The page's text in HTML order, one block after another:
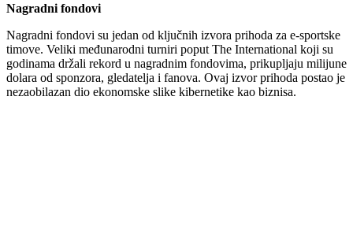
Nagradni fondovi
Nagradni fondovi su jedan od ključnih izvora prihoda za e-sportske
timove. Veliki međunarodni turniri poput The International koji su
godinama držali rekord u nagradnim fondovima, prikupljaju milijune
dolara od sponzora, gledatelja i fanova. Ovaj izvor prihoda postao je
nezaobilazan dio ekonomske slike kibernetike kao biznisa.